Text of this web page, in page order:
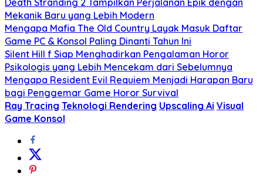
Death Stranding 2 Tampilkan Perjalanan Epik dengan
Mekanik Baru yang Lebih Modern
Mengapa Mafia The Old Country Layak Masuk Daftar
Game PC & Konsol Paling Dinanti Tahun Ini
Silent Hill f Siap Menghadirkan Pengalaman Horor
Psikologis yang Lebih Mencekam dari Sebelumnya
Mengapa Resident Evil Requiem Menjadi Harapan Baru
bagi Penggemar Game Horor Survival
Ray Tracing Teknologi Rendering Upscaling Ai Visual
Game Konsol